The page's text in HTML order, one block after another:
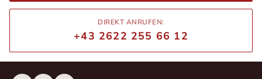
DIREKT ANRUFEN:
+43 2622 255 66 12
+43 2622 255 66 12